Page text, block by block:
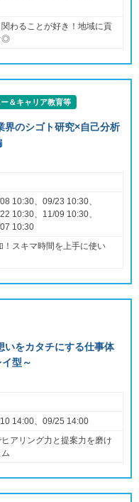
わることが好き！地域に貢
◎
＆キャリア教育等
界のシゴト研究×自己分析
10:30、09/23 10:30、
10:30、11/09 10:30、
10:30
！スキマ時間を上手に使い
いをカタチにする仕事体
型～
14:00、09/25 14:00
アリング力と提案力を磨け